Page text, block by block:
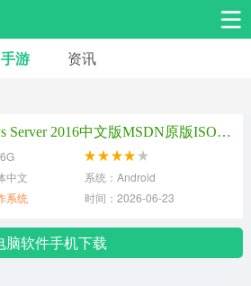
手游 资讯
Windows Server 2016中文版MSDN原版ISO镜像
中文
系统：Android
系统 时间：2026-06-23
脑软件手机下载